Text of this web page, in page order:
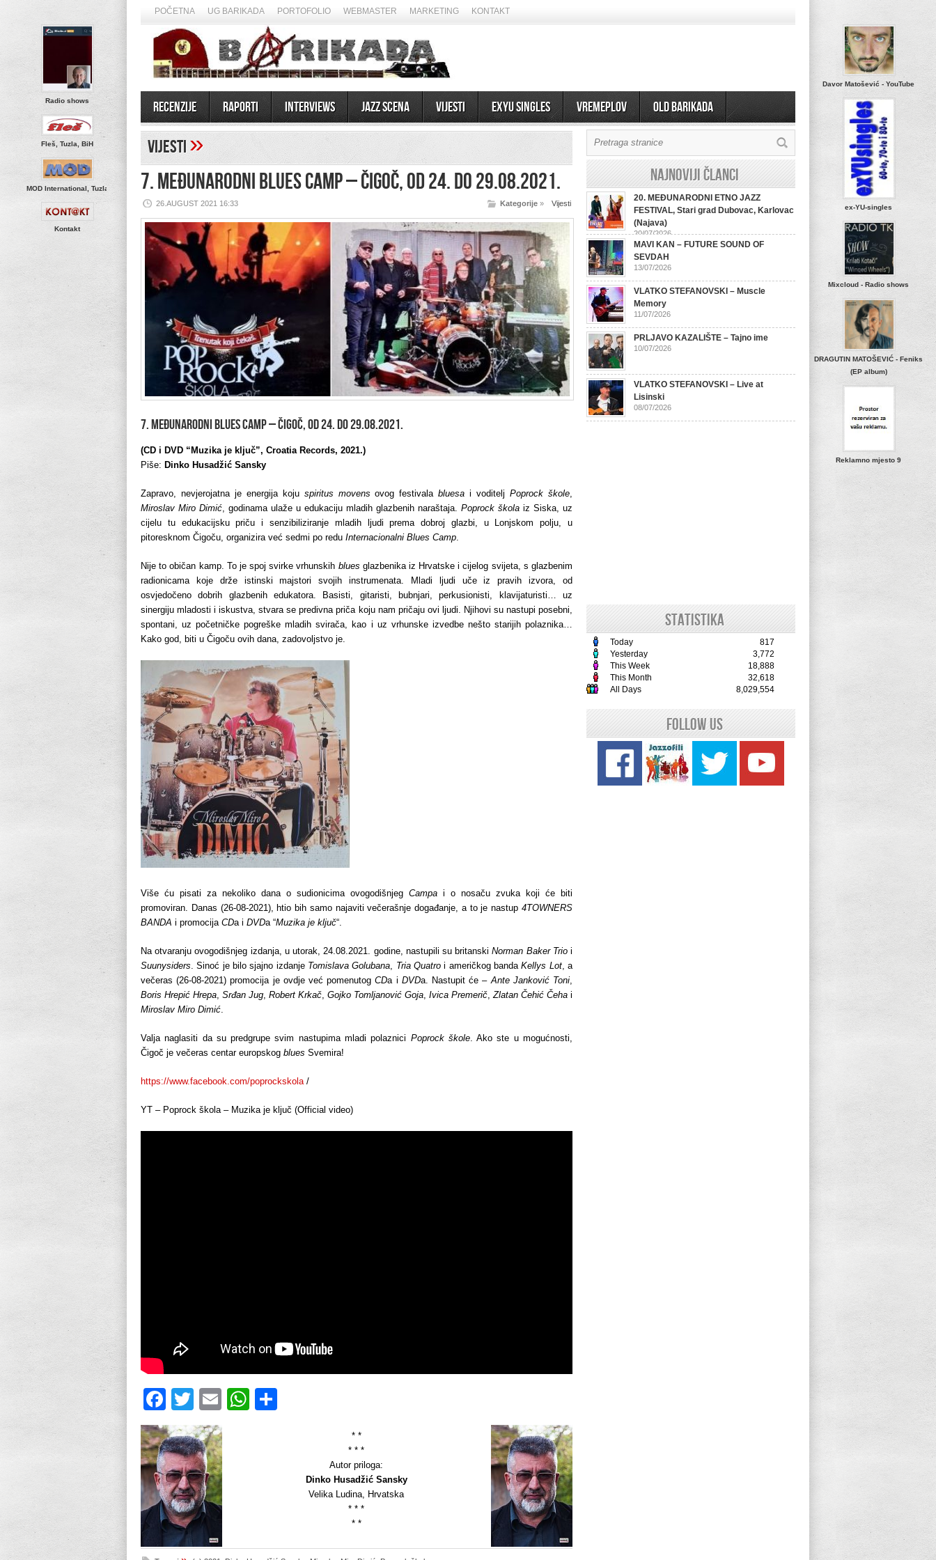
POČETNA UG BARIKADA PORTOFOLIO WEBMASTER MARKETING KONTAKT
Recenzije Raporti Interviews Jazz scena Vijesti EXYU Singles Vremeplov OLD BARIKADA
Radio shows
Fleš, Tuzla, BiH
MOD International, Tuzla
Kontakt
Davor Matošević - YouTube
ex-YU-singles
Mixcloud - Radio shows
DRAGUTIN MATOŠEVIĆ - Feniks
(EP album)
Reklamno mjesto 9
Vijesti»
7. MEĐUNARODNI BLUES CAMP – Čigoč, od 24. do 29.08.2021.
26.AUGUST 2021 16:33 Kategorije » Vijesti
7. MEĐUNARODNI BLUES CAMP – Čigoč, od 24. do 29.08.2021.
(CD i DVD “Muzika je ključ”, Croatia Records, 2021.)
Piše: Dinko Husadžić Sansky
Zapravo, nevjerojatna je energija koju spiritus movens ovog festivalabluesa i voditeljPoprock škole,
Miroslav Miro Dimić, godinama ulaže u edukaciju mladih glazbenih naraštaja. Poprock škola iz Siska, uz
cijelu tu edukacijsku priču i senzibiliziranje mladih ljudi prema dobroj glazbi, u Lonjskom polju, u
pitoresknom Čigoču, organizira već sedmi po redu Internacionalni Blues Camp.
Nije to običan kamp. To je spoj svirke vrhunskih blues glazbenika iz Hrvatske i cijelog svijeta, s glazbenim
radionicama koje drže istinski majstori svojih instrumenata. Mladi ljudi uče iz pravih izvora, od
osvjedočeno dobrih glazbenih edukatora. Basisti, gitaristi, bubnjari, perkusionisti, klavijaturisti… uz
sinergiju mladosti i iskustva, stvara se predivna priča koju nam pričaju ovi ljudi. Njihovi su nastupi posebni,
spontani, uz početničke pogreške mladih svirača, kao i uz vrhunske izvedbe nešto starijih polaznika…
Kako god, biti u Čigoču ovih dana, zadovoljstvo je.
Više ću pisati za nekoliko dana o sudionicima ovogodišnjeg Campa i o nosaču zvuka koji će biti
promoviran. Danas (26-08-2021), htio bih samo najaviti večerašnje događanje, a to je nastup 4TOWNERS
BANDA i promocija CDa i DVDa “Muzika je ključ“.
Na otvaranju ovogodišnjeg izdanja, u utorak, 24.08.2021. godine, nastupili su britanskiNorman Baker Trioi
Suunysiders. Sinoć je bilo sjajno izdanje Tomislava Golubana, Tria Quatro i američkog bandaKellys Lot, a
večeras (26-08-2021) promocija je ovdje već pomenutogCDa i DVDa. Nastupit će –Ante Janković Toni,
Boris Hrepić Hrepa, Srđan Jug, Robert Krkač, Gojko Tomljanović Goja, Ivica Premerič,Zlatan Čehić Čeha i
Miroslav Miro Dimić.
Valja naglasiti da su predgrupe svim nastupima mladi polaznici Poprock škole. Ako ste u mogućnosti,
Čigoč je večeras centar europskog blues Svemira!
https://www.facebook.com/poprockskola/
YT – Poprock škola – Muzika je ključ (Official video)
Facebook
TwitterEmailWhatsApp
* *
* * *
Autor priloga:
Dinko Husadžić Sansky
Velika Ludina, Hrvatska
* * *
* *
Najnoviji članci
20. MEĐUNARODNI ETNO JAZZ
FESTIVAL, Stari grad Dubovac, Karlovac
(Najava)
20/07/2026
MAVI KAN – FUTURE SOUND OF
SEVDAH
13/07/2026
VLATKO STEFANOVSKI – Muscle
Memory
11/07/2026
PRLJAVO KAZALIŠTE – Tajno ime
10/07/2026
VLATKO STEFANOVSKI – Live at
Lisinski
08/07/2026
STATISTIKA
Today
817
Yesterday
3,772
This Week
18,888
This Month
32,618
All Days
8,029,554
Follow Us